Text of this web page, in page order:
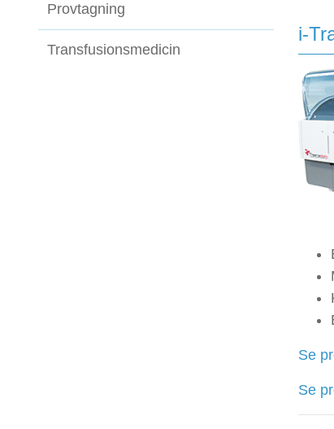
Provtagning
Transfusionsmedicin
i-
Se
Se